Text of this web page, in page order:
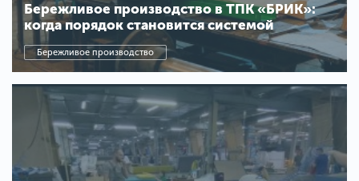
Бережливое производство в ТПК «БРИК»:
когда порядок становится системой
Бережливое производство